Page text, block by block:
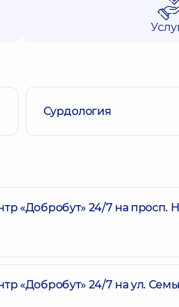
Сурдология
«Добробут» 24/7 на просп.
«Добробут» 24/7 на ул.